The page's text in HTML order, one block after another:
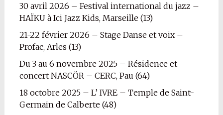
30 avril 2026 – Festival international du jazz –
HAÏKU à Ici Jazz Kids, Marseille (13)
21-22 février 2026 – Stage Danse et voix –
Profac, Arles (13)
Du 3 au 6 novembre 2025 – Résidence et
concert NASCÖR – CERC, Pau (64)
18 octobre 2025 – L’ IVRE – Temple de Saint-
Germain de Calberte (48)